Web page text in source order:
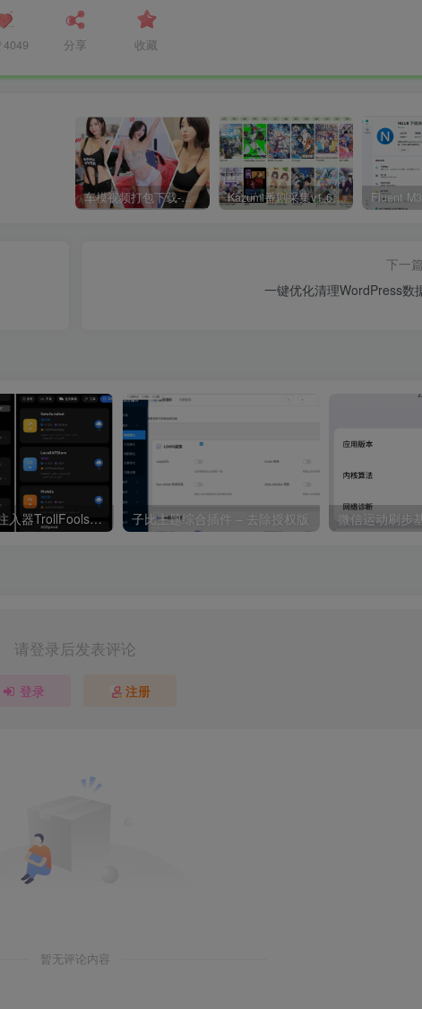
4049 分享 收藏
车模视频打包下载-高清无水印版 Kazumi番剧采集v1.6.9：支持自定义规则+在线观看+弹幕，跨平台下载
下一篇
一键优化清理WordPress数
最新iOS巨魔注入器TrollFools 3.7-1.2 神器，苹果商店App更新后无需重新注入 子比主题综合插件 – 去除授权版 微信运动刷步
请登录后发表评论
登录 注册
暂无评论内容